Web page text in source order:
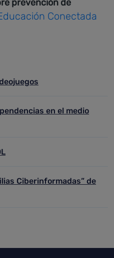
prevención de
Conectada
en el medio
Ciberinformadas” de